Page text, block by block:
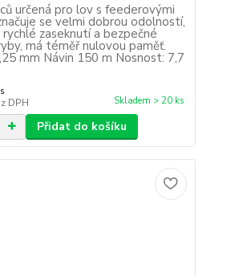
určená pro lov s feederovými
se velmi dobrou odolností,
zaseknutí a bezpečné
má téměř nulovou paměť.
mm Návin 150 m Nosnost: 7,7
DPH Skladem > 20 ks
Přidat do košíku